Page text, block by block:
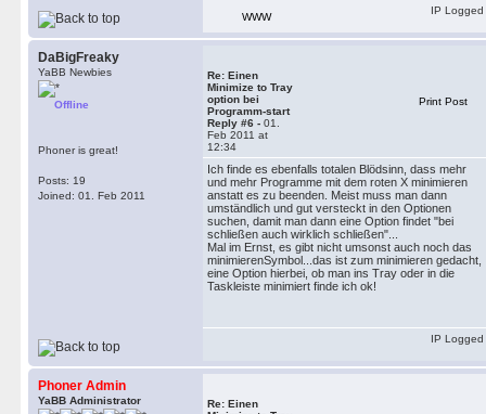
WWW
IP Logged
DaBigFreaky
YaBB Newbies
Offline
Phoner is great!
Posts: 19
Joined: 01. Feb 2011
Re: Einen
Minimize to Tray
option bei
Programm-start
Reply #6 - 01.
Feb 2011 at
12:34
Print Post
Ich finde es ebenfalls totalen Blödsinn, dass mehr
und mehr Programme mit dem roten X minimieren
anstatt es zu beenden. Meist muss man dann
umständlich und gut versteckt in den Optionen
suchen, damit man dann eine Option findet "bei
schließen auch wirklich schließen"...
Mal im Ernst, es gibt nicht umsonst auch noch das
minimierenSymbol...das ist zum minimieren gedacht,
eine Option hierbei, ob man ins Tray oder in die
Taskleiste minimiert finde ich ok!
IP Logged
Phoner Admin
YaBB Administrator
Re: Einen